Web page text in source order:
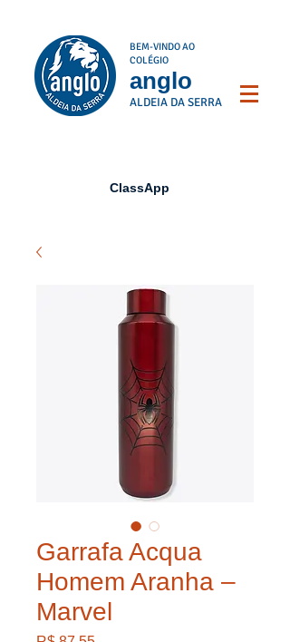
BEM-VINDO AO
COLÉGIO
anglo
ALDEIA DA SERRA
ClassApp
Garrafa Acqua
Homem Aranha –
Marvel